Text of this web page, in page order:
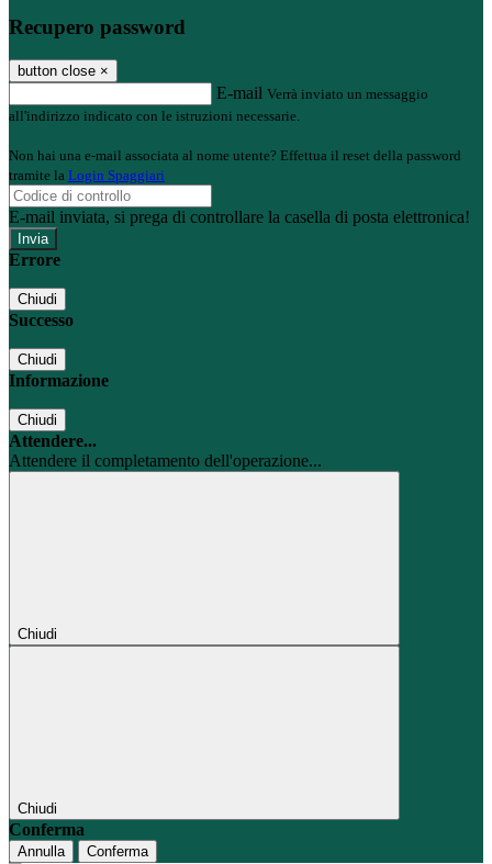
Recupero password
button close ×
E-mail Verrà inviato un messaggio
all'indirizzo indicato con le istruzioni necessarie.
Non hai una e-mail associata al nome utente? Effettua il reset della password
tramite la Login Spaggiari
E-mail inviata, si prega di controllare la casella di posta elettronica!
Errore
Chiudi
Successo
Chiudi
Informazione
Chiudi
Attendere...
Attendere il completamento dell'operazione...
Chiudi
Chiudi
Conferma
Annulla Conferma